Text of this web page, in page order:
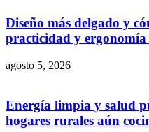
Diseño más delgado y
practicidad y
agosto 5, 2026
Energía limpia y salud
hogares rurales aún